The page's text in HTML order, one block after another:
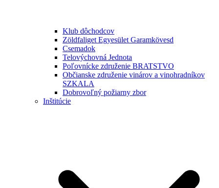
Klub dôchodcov
Zöldfaliget Egyesület Garamkövesd
Csemadok
Telovýchovná Jednota
Poľovnícke združenie BRATSTVO
Občianske združenie vinárov a vinohradníkov
SZKALA
Dobrovoľný požiarny zbor
Inštitúcie